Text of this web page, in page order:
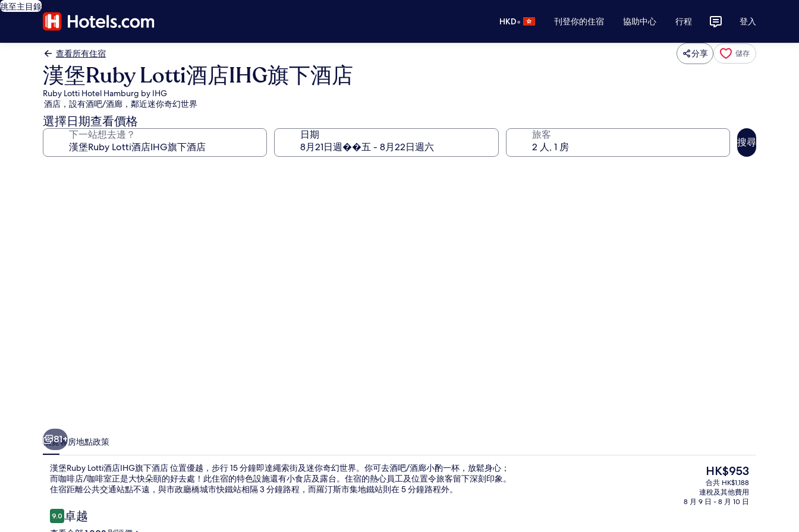
跳至主目錄
HKD• 刊登你的住宿 協助中心 行程 登入
查看所有住宿 分享 儲存
漢堡Ruby Lotti酒店IHG旗下酒店
Ruby Lotti Hotel Hamburg by IHG
酒店，設有酒吧/酒廊，鄰近迷你奇幻世界
選擇日期查看價格
下一站想去邊？ 日期 旅客
搜尋
會議設施
81+
概覽客房地點政策
漢堡Ruby Lotti酒店IHG旗下酒店 位置優越，步行 15 分鐘即達繩索街及迷你奇幻世界。你可去酒吧/酒廊小酌一杯，放鬆身心；
而咖啡店/咖啡室正是大快朵頤的好去處！此住宿的特色設施還有小食店及露台。住宿的熱心員工及位置令旅客留下深刻印象。
住宿距離公共交通站點不遠，與市政廳橋城市快鐵站相隔 3 分鐘路程，而羅汀斯市集地鐵站則在 5 分鐘路程外。
評
價
9.09.0 分，滿分 10 分，
卓越
現
價
HK$953
HK$953
合共 HK$1,188
連稅及其他費用
8 月 9 日 - 8 月 10 日